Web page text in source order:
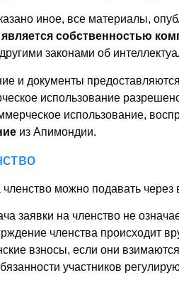
иное, все материалы,
является собственностью
законами об
и документы
использование
использование,
из Апимондии.
можно подавать через
заявки на членство не
членства происходит
взносы, если они
участников